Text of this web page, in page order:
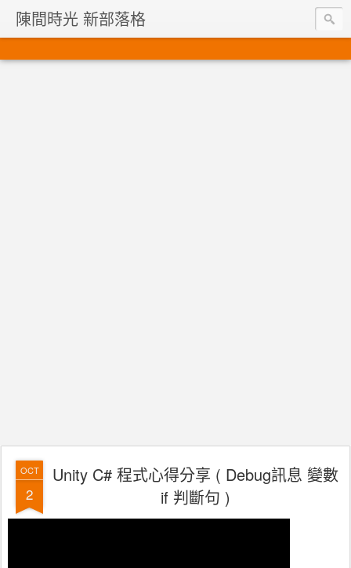
陳間時光 新部落格
OCT
2
Unity C# 程式心得分享 ( Debug訊息 變數
if 判斷句 )